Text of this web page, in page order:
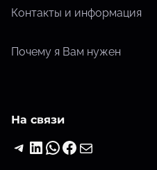
Контакты и информация
Почему я Вам нужен
На связи
Telegram LinkedIn WhatsApp Facebook Почта